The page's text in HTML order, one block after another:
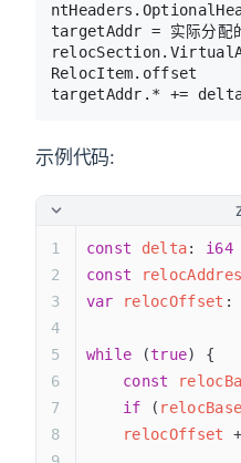
targetAddr = 实际分配
RelocItem.offset
targetAddr.* +=
示例代码:
const delta: i64
const
var relocOffset :
while (true) {
    const
    if
(
    relocOffset